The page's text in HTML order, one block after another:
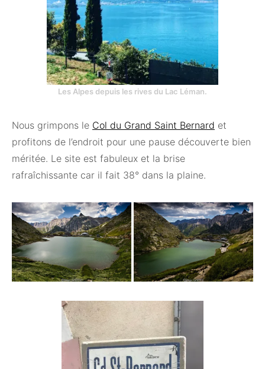
Les Alpes depuis les rives du Lac Léman.
Nous grimpons le Col du Grand Saint Bernard et
profitons de l’endroit pour une pause découverte bien
méritée. Le site est fabuleux et la brise
rafraîchissante car il fait 38° dans la plaine.